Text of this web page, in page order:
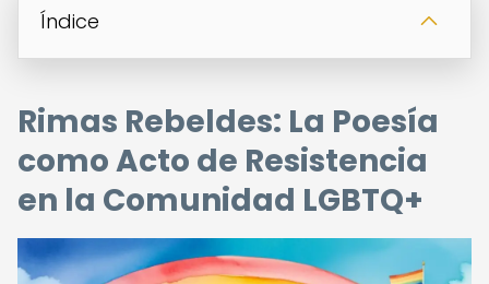
Índice
Rimas Rebeldes: La Poesía
como Acto de Resistencia
en la Comunidad LGBTQ+